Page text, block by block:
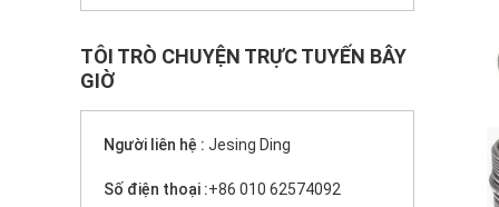
TÔI TRÒ CHUYỆN TRỰC TUYẾN BÂY
GIỜ
Người liên hệ : Jesing Ding
Số điện thoại :+86 010 62574092